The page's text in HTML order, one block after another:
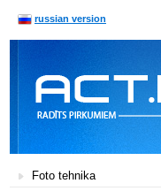
russian version
Foto tehnika